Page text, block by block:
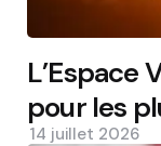
L’Espace
pour les
14 juillet 2026